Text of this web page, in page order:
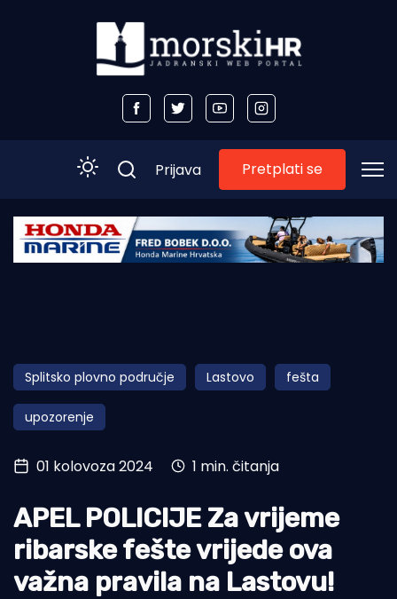
Početna
Obala
Otoci
Turizam i nautika
Pomorstvo
Ekologija
Tradicija i kultura
Prijava Pretplati se
Splitsko plovno područje Lastovo fešta
upozorenje
01 kolovoza 2024 1 min. čitanja
APEL POLICIJE Za vrijeme
ribarske fešte vrijede ova
važna pravila na Lastovu!